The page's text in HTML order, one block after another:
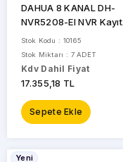
HIKVISION
HILOOK
IMOU
REOLINK
DAHUA 8 KANAL DH-
NVR5208-EI NVR Kayıt
Cihazı
Stok Kodu : 10165
Stok Miktarı : 7 ADET
Kdv Dahil Fiyat
17.355,18 TL
Sepete Ekle
Yeni